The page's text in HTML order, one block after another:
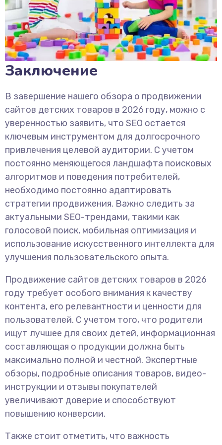
Заключение
В завершение нашего обзора о продвижении
сайтов детских товаров в 2026 году, можно с
уверенностью заявить, что SEO остается
ключевым инструментом для долгосрочного
привлечения целевой аудитории. С учетом
постоянно меняющегося ландшафта поисковых
алгоритмов и поведения потребителей,
необходимо постоянно адаптировать
стратегии продвижения. Важно следить за
актуальными SEO-трендами, такими как
голосовой поиск, мобильная оптимизация и
использование искусственного интеллекта для
улучшения пользовательского опыта.
Продвижение сайтов детских товаров в 2026
году требует особого внимания к качеству
контента, его релевантности и ценности для
пользователей. С учетом того, что родители
ищут лучшее для своих детей, информационная
составляющая о продукции должна быть
максимально полной и честной. Экспертные
обзоры, подробные описания товаров, видео-
инструкции и отзывы покупателей
увеличивают доверие и способствуют
повышению конверсии.
Также стоит отметить, что важность